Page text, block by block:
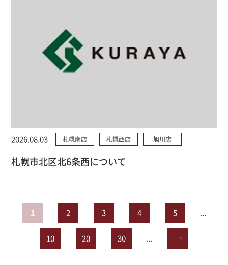
2026.08.03 札幌南店 札幌西店 旭川店
札幌市北区北6条西について
1 2 3 4 5 ...
10 20 30 ... »